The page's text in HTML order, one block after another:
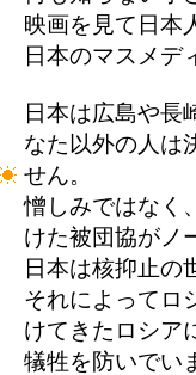
映画を見て日本
日本のマスメデ
日本は広島や長
なた以外の人は
せん。
憎しみではなく
けた被団協がノ
日本は核抑止の
それによってロ
けてきたロシア
犠牲を防いでい